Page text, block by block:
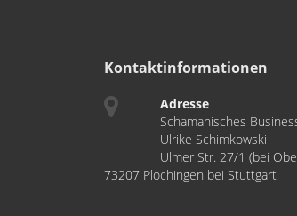
Kontaktinformationen
Adresse
Schamanisches
Ulrike Schimkowski
Ulmer Str. 27/1 (bei
73207 Plochingen bei Stuttgart